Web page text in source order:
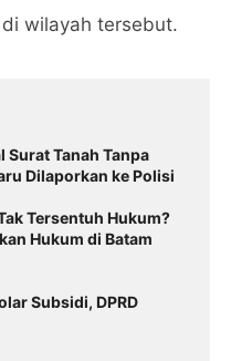
wilayah tersebut.
Surat Tanah Tanpa
Dilaporkan ke Polisi
Tersentuh Hukum?
Hukum di Batam
Subsidi, DPRD